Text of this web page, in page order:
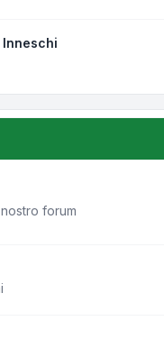
forum